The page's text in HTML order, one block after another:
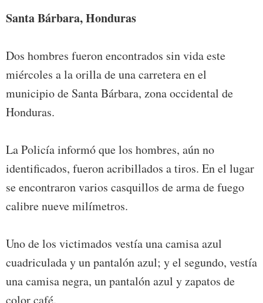
Santa Bárbara, Honduras
Dos hombres fueron encontrados sin vida este
miércoles a la orilla de una carretera en el
municipio de Santa Bárbara, zona occidental de
Honduras.
La Policía informó que los hombres, aún no
identificados, fueron acribillados a tiros. En el lugar
se encontraron varios casquillos de arma de fuego
calibre nueve milímetros.
Uno de los victimados vestía una camisa azul
cuadriculada y un pantalón azul; y el segundo, vestía
una camisa negra, un pantalón azul y zapatos de
color café.